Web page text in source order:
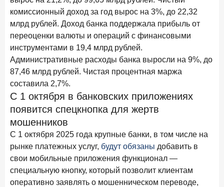
23,3лет
год к году
Frank Data. Ипотека Поделиться
24 апреля 2026 года ИССЛЕДОВАНИЕ
Ипотека. Итоги работы крупнейших ипотечных банков
в марте 2026 года
15 апреля 2026 года
Рынок подписок 2026: от гонки за объёмами к битве за
привычку
15 апреля 2026 года ИССЛЕДОВАНИЕ
Маркетинговые акции брокеров: обзор механик и
трендов
комиссионный доход за год вырос на 3%, до 22,32
млрд рублей. Доход банка поддержала прибыль от
переоценки валюты и операций с финансовыми
инструментами в 19,4 млрд рублей.
Административные расходы банка выросли на 9%, до
87,46 млрд рублей. Чистая процентная маржа
составила 2,7%.
С 1 октября в банковских приложениях
появится спецкнопка для жертв
мошенников
С 1 октября 2025 года крупные банки, в том числе на
рынке платежных услуг, будут обязаны добавить в
свои мобильные приложения функционал —
специальную кнопку, который позволит клиентам
оперативно заявлять о мошенническом переводе,